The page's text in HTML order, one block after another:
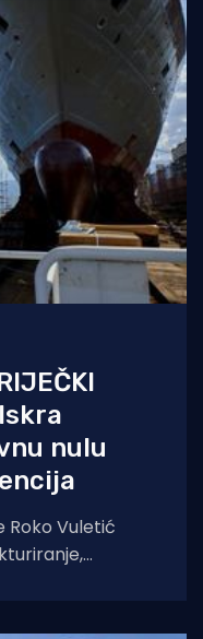
nulu
Roko Vuletić